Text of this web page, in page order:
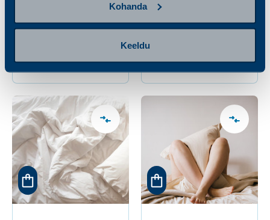
Kohanda
Keeldu
Suguhaiguste pakett
106.00 €
Suguhaiguste pakett
106.00 €